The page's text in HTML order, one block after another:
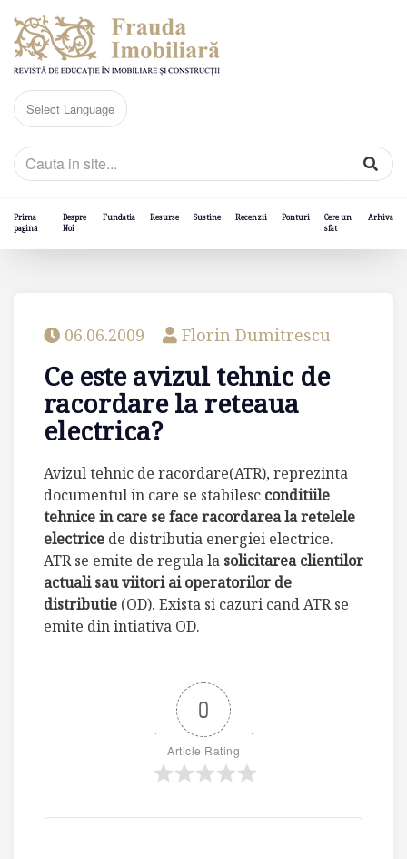
Prima
pagină
Despre
Noi
Fundatia Resurse Sustine Recenzii Ponturi
Cere un
sfat
Arhiva
06.06.2009 Florin Dumitrescu
Ce este avizul tehnic de
racordare la reteaua
electrica?
Avizul tehnic de racordare(ATR), reprezinta
documentul in care se stabilesc conditiile
tehnice in care se face racordarea la retelele
electrice de distributia energiei electrice.
ATR se emite de regula la solicitarea clientilor
actuali sau viitori ai operatorilor de
distributie (OD). Exista si cazuri cand ATR se
emite din intiativa OD.
0
Article Rating